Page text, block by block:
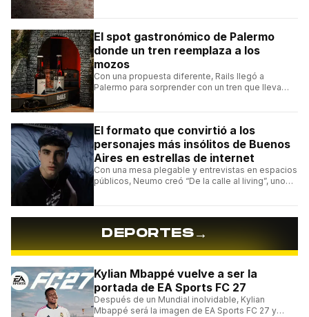
El spot gastronómico de Palermo
donde un tren reemplaza a los
mozos
Con una propuesta diferente, Rails llegó a
Palermo para sorprender con un tren que lleva
El formato que convirtió a los
personajes más insólitos de Buenos
Aires en estrellas de internet
Con una mesa plegable y entrevistas en espacios
públicos, Neumo creó “De la calle al living”, uno
DEPORTES→
Kylian Mbappé vuelve a ser la
portada de EA Sports FC 27
Después de un Mundial inolvidable, Kylian
Mbappé será la imagen de EA Sports FC 27 y